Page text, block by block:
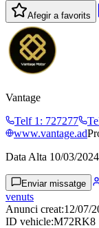
Afegir a favorits
Vantage
Telf 1 : 727277
www.vantage.ad
Data Alta 10/03/2024
Enviar missatge
venuts
Anunci creat:12/07/
ID vehicle:M72RK8